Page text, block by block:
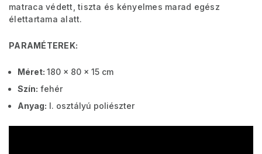
matraca védett, tiszta és kényelmes marad egész
élettartama alatt.
PARAMÉTEREK:
Méret: 180 x 80 x 15 cm
Szín: fehér
Anyag: I. osztályú poliészter